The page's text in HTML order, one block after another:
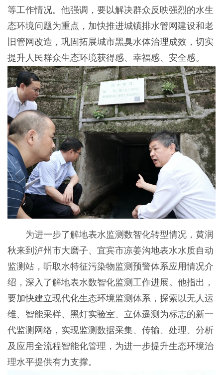
等工作情况。他强调，要以解决群众反映强烈的水生
态环境问题为重点，加快推进城镇排水管网建设和老
旧管网改造，巩固拓展城市黑臭水体治理成效，切实
提升人民群众生态环境获得感、幸福感、安全感。
为进一步了解地表水监测数智化转型情况，黄润
秋来到泸州市大磨子、宜宾市凉姜沟地表水水质自动
监测站，听取水特征污染物监测预警体系应用情况介
绍，深入了解地表水数智化监测工作进展。他指出，
要加快建立现代化生态环境监测体系，探索以无人运
维、智能采样、黑灯实验室、立体遥测为标志的新一
代监测网络，实现监测数据采集、传输、处理、分析
及应用全流程智能化管理，为进一步提升生态环境治
理水平提供有力支撑。